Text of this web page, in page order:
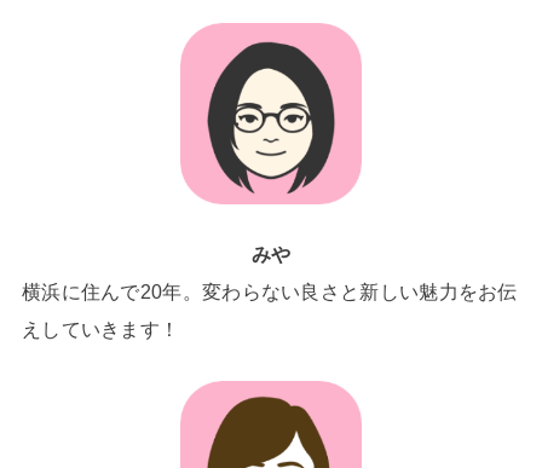
みや
横浜に住んで20年。変わらない良さと新しい魅力をお伝
えしていきます！